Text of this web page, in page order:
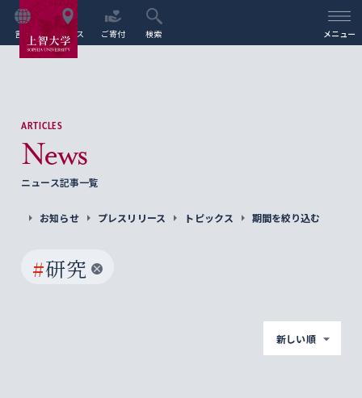
言語 アクセス ご寄付 検索 メニュー
ARTICLES
News
ニュース記事一覧
お知らせ プレスリリース トピックス 期間を絞り込む
#研究
新しい順